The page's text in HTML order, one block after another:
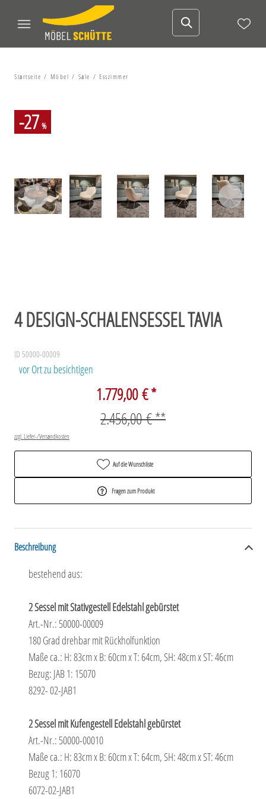
Startseite Möbel Sale Esszimmer
-27 %
4 DESIGN-SCHALENSESSEL TAVIA
ID 50000-00009
vor Ort zu besichtigen
1.779,00 € *
2.456,00 € **
zzgl. Liefer-/Versandkosten
Auf die Wunschliste
Fragen zum Produkt
Beschreibung
bestehend aus:
2 Sessel mit Stativgestell Edelstahl gebürstet
Art.-Nr.: 50000-00009
180 Grad drehbar mit Rückholfunktion
Maße ca.: H: 83cm x B: 60cm x T: 64cm, SH: 48cm x ST: 46cm
Bezug: JAB 1: 15070
8292- 02-JAB1
2 Sessel mit Kufengestell Edelstahl gebürstet
Art.-Nr.: 50000-00010
Maße ca.: H: 83cm x B: 60cm x T: 64cm, SH: 48cm x ST: 46cm
Bezug 1: 16070
6072-02-JAB1